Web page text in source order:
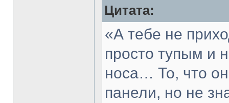
Цитата:
«А тебе не
просто тупым и
носа… То, что
панели, но не